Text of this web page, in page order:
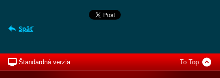
Späť
Štandardná verzia To Top